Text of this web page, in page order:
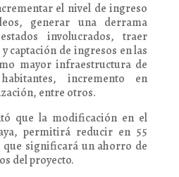
el nivel de ingreso
generar una derrama
involucrados, traer
captación de ingresos en las
mayor infraestructura de
incremento en
entre otros.
que la modificación en el
permitirá reducir en 55
significará un ahorro de
del proyecto.